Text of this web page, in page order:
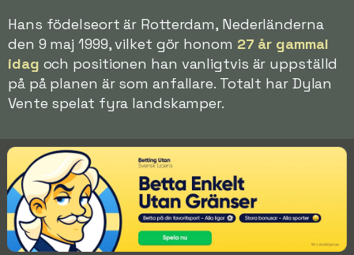
Hans födelseort är Rotterdam, Nederländerna
den 9 maj 1999, vilket gör honom 27 år gammal
idag och positionen han vanligtvis är uppställd
på på planen är som anfallare. Totalt har Dylan
Vente spelat fyra landskamper.